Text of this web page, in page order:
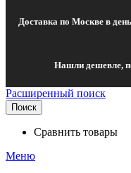
Доставка по Москве в
Нашли дешевле,
Расширенный поиск
Поиск
Сравнить товары
Меню